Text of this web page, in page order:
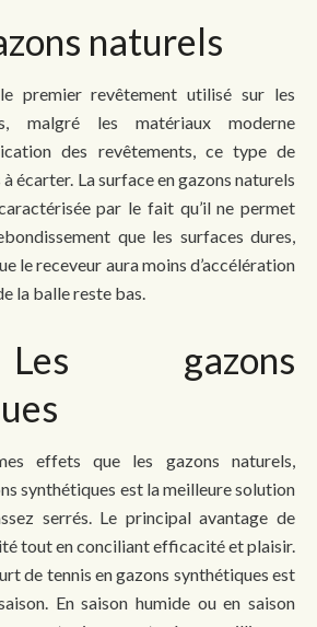
naturels
premier revêtement utilisé sur les
malgré les matériaux moderne
des revêtements, ce type de
à écarter. La surface en gazons naturels
par le fait qu’il ne permet
que les surfaces dures,
le receveur aura moins d’accélération
la balle reste bas.
gazons
effets que les gazons naturels,
synthétiques est la meilleure solution
serrés. Le principal avantage de
tout en conciliant efficacité et plaisir.
de tennis en gazons synthétiques est
En saison humide ou en saison